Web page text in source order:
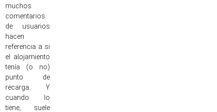
muchos
comentarios
de usuarios
hacen
referencia a si
el alojamiento
tenía (o no)
punto de
recarga. Y
cuando lo
tiene, suele